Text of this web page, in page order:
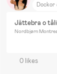
Dockor
Gabbys
Disney
Jättebra o
Nordbjørn
0 likes